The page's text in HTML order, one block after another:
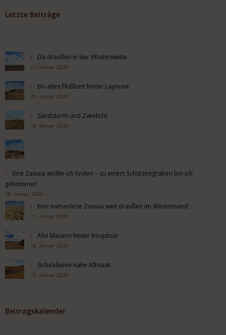
Letzte Beiträge
Da draußen in der Wüstenweite
21. Januar 2026
Ein altes Flußbett hinter Layoune
20. Januar 2026
Sandsturm und Zwielicht
19. Januar 2026
Eine Zaouia wollte ich finden – zu einem Schützengraben bin ich
gekommen
18. Januar 2026
Eine namenlose Zaouia weit draußen im Wüstensand
17. Januar 2026
Alte Mauern hinter Boujdour
16. Januar 2026
Sicheldünen nahe Aftisaat
15. Januar 2026
Beitragskalender